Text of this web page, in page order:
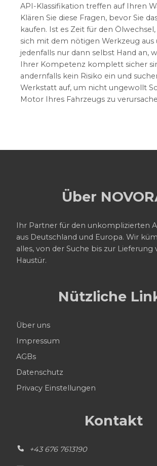
API-Klassifikation treffen auf Ihren
Klären Sie diese Fragen, bevor Sie
kaufen. Ist es Zeit für den
sich mit dem nötigen Werkzeug aus
jedenfalls nur dann selbst Hand an,
Ihrer Kompetenz komplett sicher
andernfalls kein Risiko ein und
Werkstatt auf, um nicht ungewollt
Motor Ihres Fahrzeugs zu
Über
Ihr Partner für den unkomplizierten
aus Deutschland und Europa. Wir
alles, von der Suche bis zur Lieferung
Haustür.
Nützliche
Über uns
Impressum
AGBs
Datenschutz
Privacy Einstellungen
Kontakt
+43 676 7613190